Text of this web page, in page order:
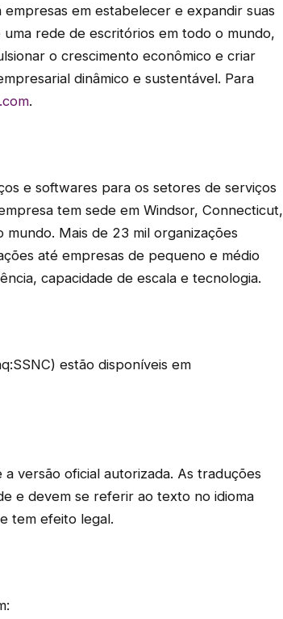
em estabelecer e expandir suas
rede de escritórios em todo o mundo,
o crescimento econômico e criar
dinâmico e sustentável. Para
.
e softwares para os setores de serviços
tem sede em Windsor, Connecticut,
Mais de 23 mil organizações
até empresas de pequeno e médio
capacidade de escala e tecnologia.
estão disponíveis em
versão oficial autorizada. As traduções
e devem se referir ao texto no idioma
tem efeito legal.